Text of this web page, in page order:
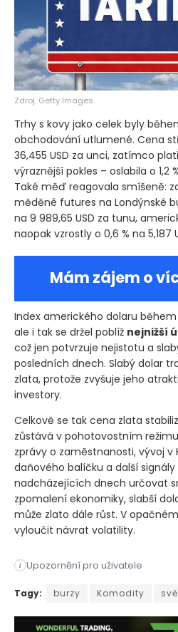
Zdroj: Getty Images
Trhy s kovy jako celek byly
obchodování utlumené. Cena
36,455 USD za unci, zatímco
výraznější pokles – oslabila o 1,2
Také měď reagovala smíšeně:
měděné futures na Londýnské
na 9 989,65 USD za tunu,
naopak vzrostly o 0,6 % na 5,187
Mám zájem o
Index amerického dolaru během
ale i tak se držel poblíž nejnižší
což jen potvrzuje nejistotu a
posledních dnech. Slabý dolar
zlata, protože zvyšuje jeho
investory.
Celkově se tak cena zlata
zůstává v pohotovostním
zprávy o zaměstnanosti, vývoj v
daňového balíčku a další
nadcházejících dnech určovat
zpomalení ekonomiky, slabší
může zlato dále růst. V
vyloučit návrat volatility.
i Upozornění pro uživatele
Ceny zlata ve čtvrtek v
Tagy: burzy Komodity